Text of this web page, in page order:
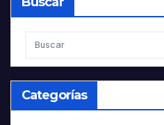
Categorías